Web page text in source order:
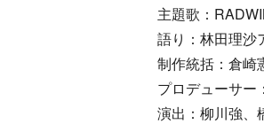
主題歌：
語り：林田理沙
制作統括：倉崎
プロデューサー
演出：柳川強、